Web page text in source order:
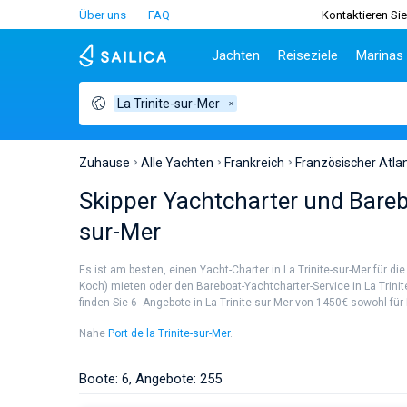
Über uns FAQ Kontaktieren
Jachten
Beliebte Länder
Griechenland
Türkei
Seychellen
Britische Jungferninseln
Bahamas
Reiseziele
Kroatien
Split
Biograd
Lefkada
Volos
Marinas
La Trinite-sur-Mer
Zuhause Alle Yachten Frankreich Französischer
Skipper Yachtcharter und
sur-Mer
Es ist am besten, einen Yacht-Charter in La Trinite-sur-Mer für
Koch) mieten oder den Bareboat-Yachtcharter-Service in La
finden Sie 6 -Angebote in La Trinite-sur-Mer von 1450€ sowohl
Nahe Port de la Trinite-sur-Mer.
Boote: 6, Angebote: 255